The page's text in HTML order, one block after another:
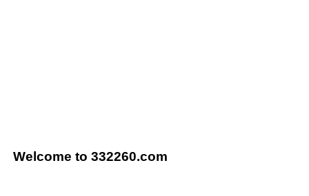
Welcome to 332260.com